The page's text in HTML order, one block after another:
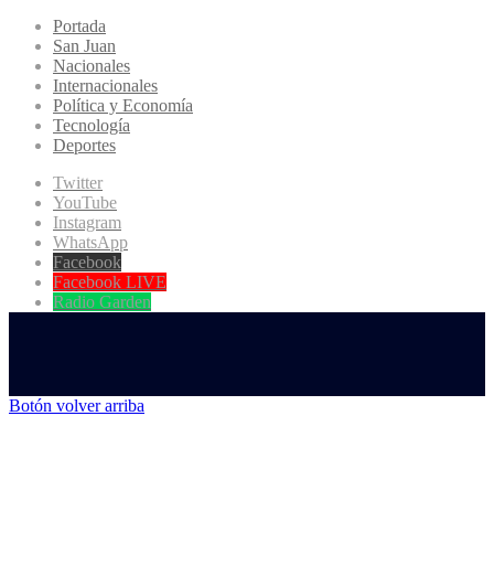
Portada
San Juan
Nacionales
Internacionales
Política y Economía
Tecnología
Deportes
Twitter
YouTube
Instagram
WhatsApp
Facebook
Facebook LIVE
Radio Garden
Botón volver arriba